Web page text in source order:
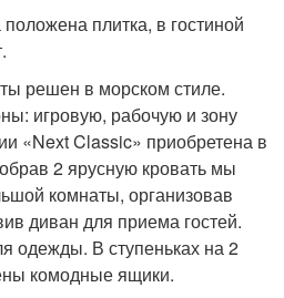
плитка, в гостиной
решен в морском стиле.
игровую, рабочую и зону
«Next Classic» приобретена в
2 ярусную кровать мы
комнаты, организовав
диван для приема гостей.
одежды. В ступеньках на 2
комодные ящики.